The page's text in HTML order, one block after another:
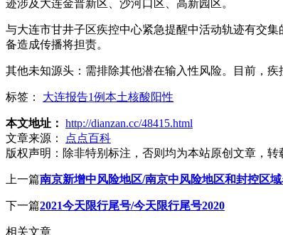
迹涉及大连金普新区、沙河口区、高新园区。
与大连市甘井子区疾控中心紧急提醒中活动轨迹有交
备造成传播将担责。
其他未知源头：需排除其他潜在输入性风险。目前，
标签： 大连报告1例本土核酸阳性
本文地址： http://dianzan.cc/48415.html
文章来源：
点点百科
版权声明： 除非特别标注，否则均为本站原创文章，转
上一篇南京新增中风险地区/南京中风险地区和封控区
下一篇2021今天限行尾号/今天限行尾号2020
相关文章